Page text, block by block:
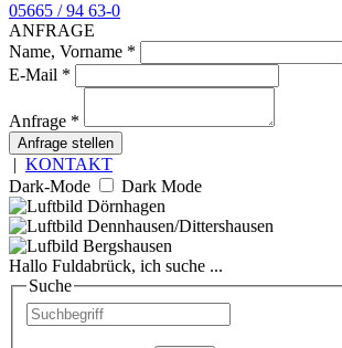
05665 / 94 63-0
ANFRAGE
Name, Vorname *
E-Mail *
Anfrage *
Anfrage stellen
| KONTAKT
Dark-Mode
Dark Mode
Hallo Fuldabrück, ich suche ...
Suche